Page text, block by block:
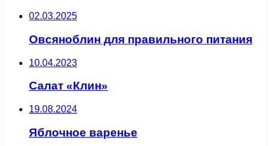
02.03.2025
Овсяноблин для правильного питания
10.04.2023
Салат «Клин»
19.08.2024
Яблочное варенье